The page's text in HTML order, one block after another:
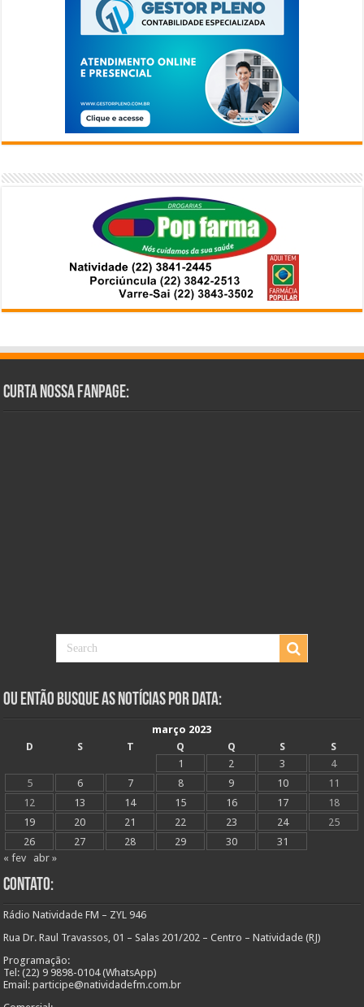
Curta Nossa Fanpage:
Ou Então Busque as Notícias Por Data:
março 2023
D
S T Q Q S
S
1
2 3
4
5
6 7 8 9 10
11
12
13 14 15 16 17
18
19
20 21 22 23 24
25
26
27 28 29 30
31
« fev
abr »
Contato:
Rádio Natividade FM – ZYL 946
Rua Dr. Raul Travassos, 01 – Salas 201/202 – Centro – Natividade (RJ)
Programação:
Tel: (22) 9 9898-0104 (WhatsApp)
Email: participe@natividadefm.com.br